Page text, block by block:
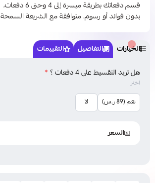
قسم دفعاتك بطريقة ميسرة إلى 4 وحتى 6 دفعات،
بدون فوائد أو رسوم. متوافقة مع الشريعة السمحة
الخيارات التفاصيل التقييمات
هل تريد التقسيط على 4 دفعات ؟ *
اختر
نعم (89 ر.س) لا
السعر